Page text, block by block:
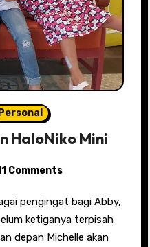
Personal
HaloNiko Mini
Comments
ketiganya terpisah
depan Michelle akan